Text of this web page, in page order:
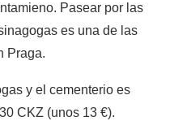
Pasear por las
es una de las
Praga.
y el cementerio es
CKZ (unos 13 €).